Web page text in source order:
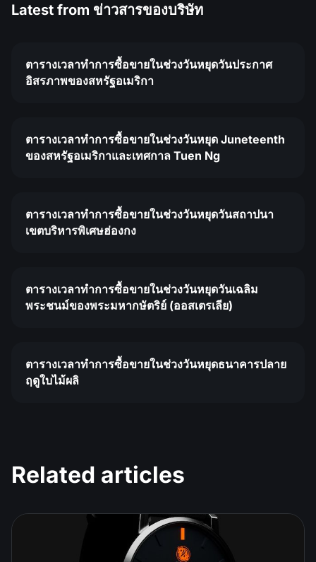
Latest from ข่าวสารของบริษัท
ตารางเวลาทำการซื้อขายในช่วงวันหยุดวันประกาศ
อิสรภาพของสหรัฐอเมริกา
ตารางเวลาทำการซื้อขายในช่วงวันหยุด Juneteenth
ของสหรัฐอเมริกาและเทศกาล Tuen Ng
ตารางเวลาทำการซื้อขายในช่วงวันหยุดวันสถาปนา
เขตบริหารพิเศษฮ่องกง
ตารางเวลาทำการซื้อขายในช่วงวันหยุดวันเฉลิม
พระชนม์ของพระมหากษัตริย์ (ออสเตรเลีย)
ตารางเวลาทำการซื้อขายในช่วงวันหยุดธนาคารปลาย
ฤดูใบไม้ผลิ
Related articles